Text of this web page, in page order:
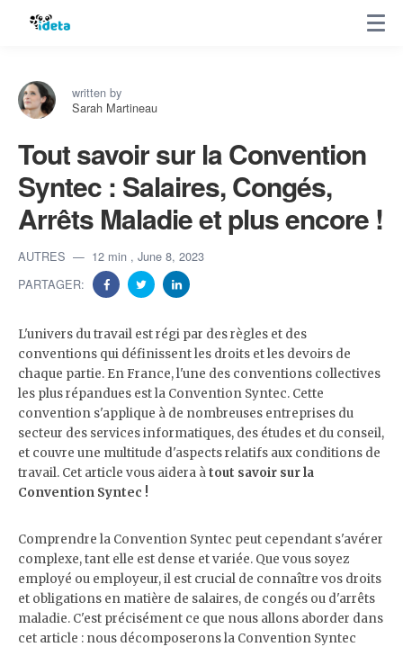
written by
Sarah Martineau
Tout savoir sur la Convention
Syntec : Salaires, Congés,
Arrêts Maladie et plus encore !
AUTRES 12 min , June 8, 2023
PARTAGER:
L'univers du travail est régi par des règles et des
conventions qui définissent les droits et les devoirs de
chaque partie. En France, l'une des conventions collectives
les plus répandues est la Convention Syntec. Cette
convention s'applique à de nombreuses entreprises du
secteur des services informatiques, des études et du conseil,
et couvre une multitude d'aspects relatifs aux conditions de
travail. Cet article vous aidera àtout savoir sur la
Convention Syntec !
Comprendre la Convention Syntec peut cependant s'avérer
complexe, tant elle est dense et variée. Que vous soyez
employé ou employeur, il est crucial de connaître vos droits
et obligations en matière de salaires, de congés ou d'arrêts
maladie. C'est précisément ce que nous allons aborder dans
cet article : nous décomposerons la Convention Syntec